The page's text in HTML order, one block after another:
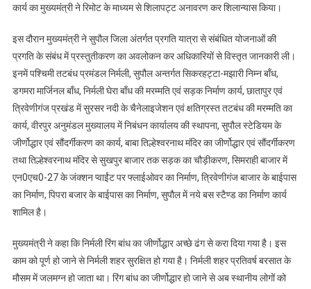
कार्य का मुख्यमंत्री ने रिमोट के माध्यम से शिलापट्ट अनावरण कर शिलान्यास किया।
इस दौरान मुख्यमंत्री ने सुपौल जिला अंतर्गत प्रगति यात्रा से संबंधित योजनाओं की
प्रगति के संबंध में प्रस्तुतीकरण का अवलोकन कर अधिकारियों से विस्तृत जानकारी ली।
इनमें पश्चिमी तटबंध प्रमंडल निर्मली, सुपौल अन्तर्गत सिकरहट्टा-मझारी निम्न बाँध,
डगमरा मार्जिनल बाँध, निर्मली घेरा बाँध की मरम्मति एवं सड़क निर्माण कार्य, छातापुर एवं
त्रिवेणीगंज प्रखंड में सुरसर नदी के चैनेलाइजेशन एवं क्षतिग्रस्त तटबंध की मरम्मति का
कार्य, वीरपुर अनुमंडल मुख्यालय में निबंधन कार्यालय की स्थापना, सुपौल स्टेडियम के
जीर्णोद्धार एवं सौंदर्गीकरण का कार्य, बाबा तिल्हेश्वरनाथ मंदिर का जीर्णोद्धार एवं सौंदर्गीकरण
तथा तिल्हेश्वरनाथ मंदिर से सुखपुर बाजार तक सड़क का चौड़ीकरण, सिमराही बाजार में
एन0एच0-27 के जंक्शन प्वाईंट पर फ्लाईओवर का निर्माण, त्रिवेणीगंज बाजार के बाईपास
का निर्माण, पिपरा बजार के बाईपास का निर्माण, सुपौल में नये बस स्टैण्ड का निर्माण कार्य
शामिल है।
मुख्यमंत्री ने कहा कि निर्मली रिंग बांध का जीर्णोद्धार अच्छे ढंग से करा दिया गया है। इस
काम को पूर्ण हो जाने से निर्मली शहर सुरक्षित हो गया है। निर्मली शहर प्रतिवर्ष बरसात के
मौसम में जलमग्न हो जाता था। रिंग बांध का जीर्णोद्धार हो जाने से अब स्थानीय लोगों को